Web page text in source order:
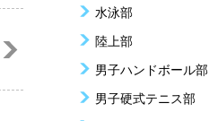
水泳部
陸上部
男子ハンドボール部
男子硬式テニス部